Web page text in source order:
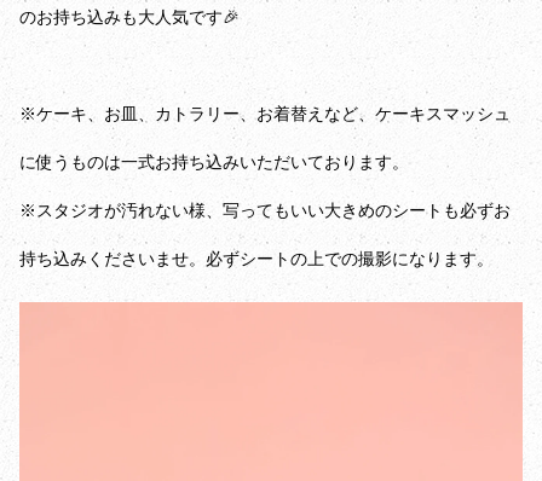
のお持ち込みも大人気です🎉
※ケーキ、お皿、カトラリー、お着替えなど、ケーキスマッシュ
に使うものは一式お持ち込みいただいております。
※スタジオが汚れない様、写ってもいい大きめのシートも必ずお
持ち込みくださいませ。必ずシートの上での撮影になります。